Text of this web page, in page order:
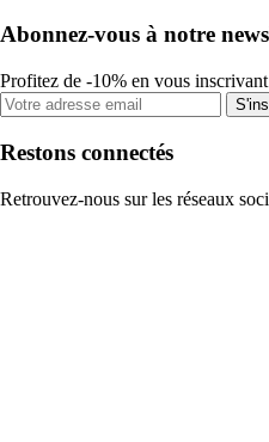
Abonnez-vous à notre
Profitez de -10% en vous
Restons connectés
Retrouvez-nous sur les réseaux